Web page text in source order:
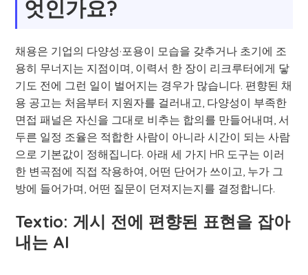
엇인가요?
채용은 기업의 다양성·포용이 모습을 갖추거나 초기에 조
용히 무너지는 지점이며, 이력서 한 장이 리크루터에게 닿
기도 전에 그런 일이 벌어지는 경우가 많습니다. 편향된 채
용 공고는 처음부터 지원자를 걸러내고, 다양성이 부족한
면접 패널은 자신을 그대로 비추는 합의를 만들어내며, 서
두른 일정 조율은 적합한 사람이 아니라 시간이 되는 사람
으로 기본값이 정해집니다. 아래 세 가지 HR 도구는 이러
한 변곡점에 직접 작용하여, 어떤 단어가 쓰이고, 누가 그
방에 들어가며, 어떤 질문이 던져지는지를 결정합니다.
Textio: 게시 전에 편향된 표현을 잡아
내는 AI